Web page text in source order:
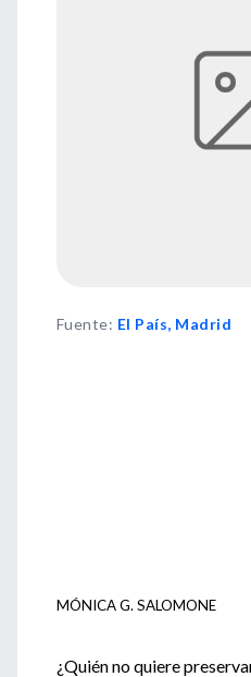
Fuente: El País, Madrid
MÓNICA G. SALOMONE
¿Quién no quiere